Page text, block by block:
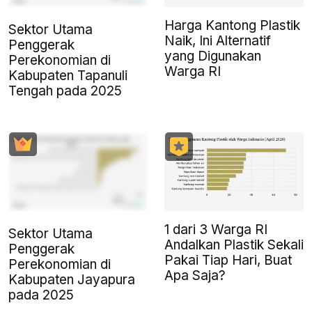
Sektor Utama
Penggerak
Perekonomian di
Kabupaten Tapanuli
Tengah pada 2025
Harga Kantong Plastik
Naik, Ini Alternatif
yang Digunakan
Warga RI
Sektor Utama
Penggerak
Perekonomian di
Kabupaten Jayapura
pada 2025
1 dari 3 Warga RI
Andalkan Plastik Sekali
Pakai Tiap Hari, Buat
Apa Saja?